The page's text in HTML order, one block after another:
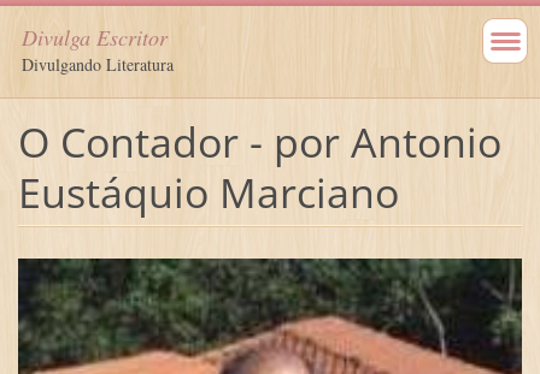
Divulga Escritor
Divulgando Literatura
O Contador - por Antonio
Eustáquio Marciano